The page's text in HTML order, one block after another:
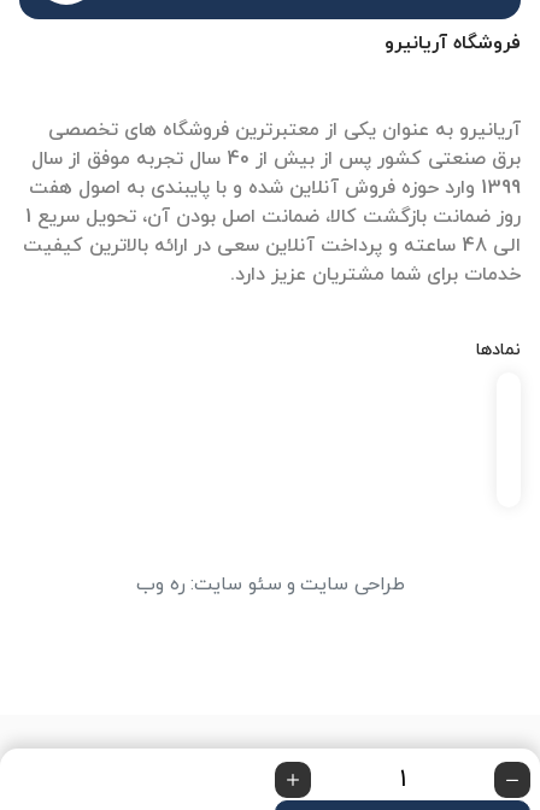
فروشگاه آریانیرو
آریانیرو به عنوان یکی از معتبرترین فروشگاه های تخصصی
برق صنعتی کشور پس از بیش از 40 سال تجربه موفق از سال
1399 وارد حوزه فروش آنلاین شده و با پایبندی به اصول هفت
روز ضمانت بازگشت کالا، ضمانت اصل بودن آن، تحویل سریع 1
الی 48 ساعته و پرداخت آنلاین سعی در ارائه بالاترین کیفیت
خدمات برای شما مشتریان عزیز دارد.
نمادها
طراحی سایت و سئو سایت: ره وب